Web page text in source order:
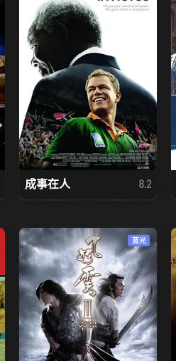
成事在人 8.2
蓝光